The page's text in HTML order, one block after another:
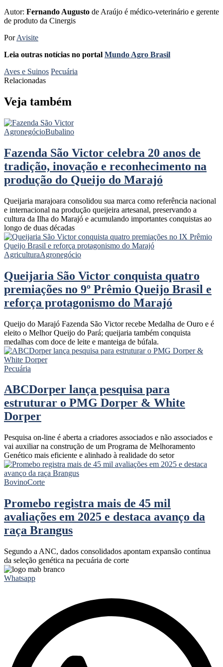
Autor: Fernando Augusto de Araújo é médico-veterinário e gerente
de produto da Cinergis
PorAvisite
Leia outras notícias no portal Mundo Agro Brasil
Aves e Suinos Pecuária
Relacionadas
Veja também
AgronegócioBubalino
Fazenda São Victor celebra 20 anos de
tradição, inovação e reconhecimento na
produção do Queijo do Marajó
Queijaria marajoara consolidou sua marca como referência nacional
e internacional na produção queijeira artesanal, preservando a
cultura da Ilha do Marajó e acumulando importantes conquistas ao
longo de duas décadas
AgriculturaAgronegócio
Queijaria São Victor conquista quatro
premiações no 9º Prêmio Queijo Brasil e
reforça protagonismo do Marajó
Queijo do Marajó Fazenda São Victor recebe Medalha de Ouro e é
eleito o Melhor Queijo do Pará; queijaria também conquista
medalhas com doce de leite e manteiga de búfala.
Pecuária
ABCDorper lança pesquisa para
estruturar o PMG Dorper & White
Dorper
Pesquisa on-line é aberta a criadores associados e não associados e
vai auxiliar na construção de um Programa de Melhoramento
Genético mais eficiente e alinhado à realidade do setor
BovinoCorte
Promebo registra mais de 45 mil
avaliações em 2025 e destaca avanço da
raça Brangus
Segundo a ANC, dados consolidados apontam expansão contínua
da seleção genética na pecuária de corte
Whatsapp